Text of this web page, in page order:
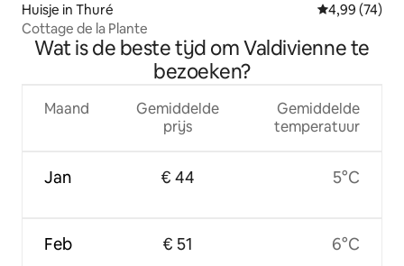
Huisje in Thuré Gemiddelde
4,99 (74)
Cottage de la Plante
Wat is de beste tijd om Valdivienne te
bezoeken?
Maand
Jan
Feb
Gemiddelde
prijs
€ 44
€ 51
Gemiddelde
temperatuur
5°C
6°C